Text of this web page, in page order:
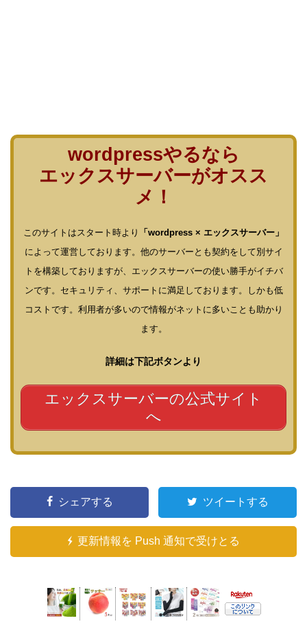
wordpressやるなら
エックスサーバーがオスス
メ！
このサイトはスタート時より
「wordpress × エックスサーバー」
によって運営しております。他のサーバーとも契約をして別サイ
トを構築しておりますが、エックスサーバーの使い勝手がイチバ
ンです。セキュリティ、サポートに満足しております。しかも低
コストです。利用者が多いので情報がネットに多いことも助かり
ます。
詳細は下記ボタンより
エックスサーバーの公式サイト
へ
シェアする ツイートする
更新情報を Push 通知で受けとる